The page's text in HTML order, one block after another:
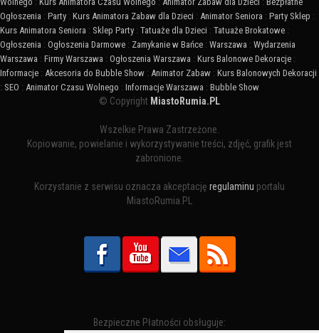
Ogłoszenia : Party : Kurs Animatora Zabaw dla Dzieci : Animator Seniora : Party Sklep :
Kurs Animatora Seniora : Sklep Party : Tatuaże dla Dzieci : Tatuaże Brokatowe :
Ogłoszenia : Ogłoszenia Darmowe : Zamykanie w Bańce : Warszawa : Wydarzenia
Warszawa : Firmy Warszawa : Ogłoszenia Warszawa : Kurs Balonowe Dekoracje :
Informacje : Akcesoria do Bubble Show : Animator Zabaw : Kurs Balonowych Dekoracji
: SEO : Animator Czasu Wolnego : Informacje Warszawa : Bubble Show
© Copyright MiastoRumia.PL
Wszelkie Prawa Zastrzeżone.
Kopiowanie, powielanie i wykorzystywanie treści, zdjęć, grafik jest
zabronione.
Korzystanie z serwisu oznacza akceptację regulaminu portalu
MiastoRumia.PL
Bezpieczne Płatności obsługuje: